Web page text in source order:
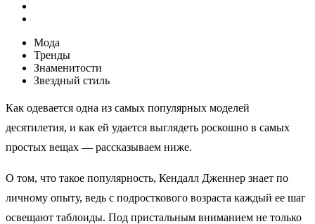
Мода
Тренды
Знаменитости
Звездный стиль
Как одевается одна из самых популярных моделей
десятилетия, и как ей удается выглядеть роскошно в самых
простых вещах — рассказываем ниже.
О том, что такое популярность, Кендалл Дженнер знает по
личному опыту, ведь с подросткового возраста каждый ее шаг
освещают таблоиды. Под пристальным вниманием не только